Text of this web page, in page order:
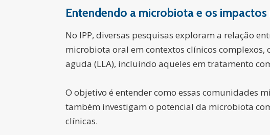
Entendendo a microbiota e os impactos
No IPP, diversas pesquisas exploram a relação
microbiota oral em contextos clínicos
aguda (LLA), incluindo aqueles em tratamento
O objetivo é entender como essas comunidades
também investigam o potencial da microbiota
clínicas.